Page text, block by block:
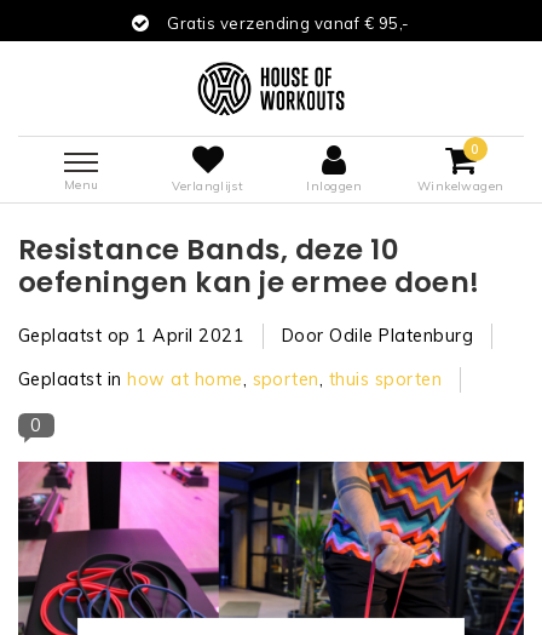
Gratis verzending vanaf € 95,-
Menu Verlanglijst Inloggen
0
Winkelwagen
Resistance Bands, deze 10
oefeningen kan je ermee doen!
Geplaatst op 1 April 2021
Door Odile Platenburg
Geplaatst inhow at home, sporten, thuis sporten
0